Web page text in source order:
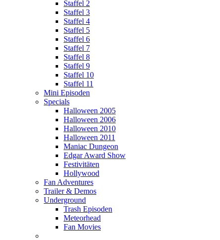
Staffel 2
Staffel 3
Staffel 4
Staffel 5
Staffel 6
Staffel 7
Staffel 8
Staffel 9
Staffel 10
Staffel 11
Mini Episoden
Specials
Halloween 2005
Halloween 2006
Halloween 2010
Halloween 2011
Maniac Dungeon
Edgar Award Show
Festivitäten
Hollywood
Fan Adventures
Trailer & Demos
Underground
Trash Episoden
Meteorhead
Fan Movies